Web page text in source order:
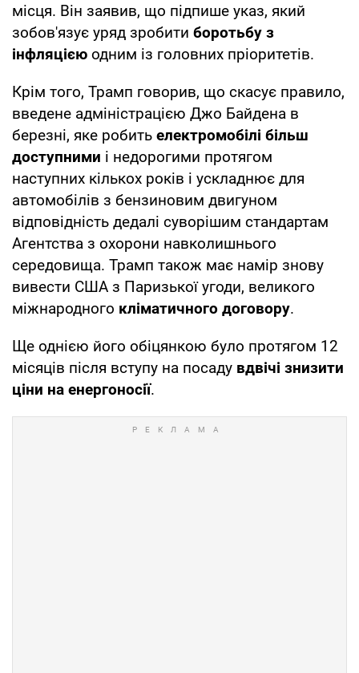
місця. Він заявив, що підпише указ, який
зобов'язує уряд зробити боротьбу з
інфляцією одним із головних пріоритетів.
Крім того, Трамп говорив, що скасує правило,
введене адміністрацією Джо Байдена в
березні, яке робить електромобілі більш
доступними і недорогими протягом
наступних кількох років і ускладнює для
автомобілів з бензиновим двигуном
відповідність дедалі суворішим стандартам
Агентства з охорони навколишнього
середовища. Трамп також має намір знову
вивести США з Паризької угоди, великого
міжнародного кліматичного договору.
Ще однією його обіцянкою було протягом 12
місяців після вступу на посаду вдвічі знизити
ціни на енергоносії.